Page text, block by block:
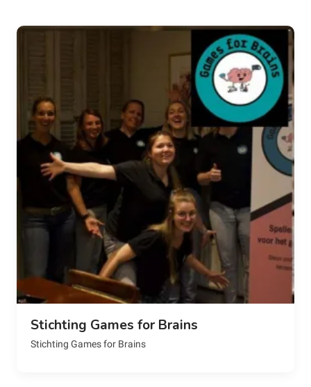
Stichting Games for Brains
Stichting Games for Brains